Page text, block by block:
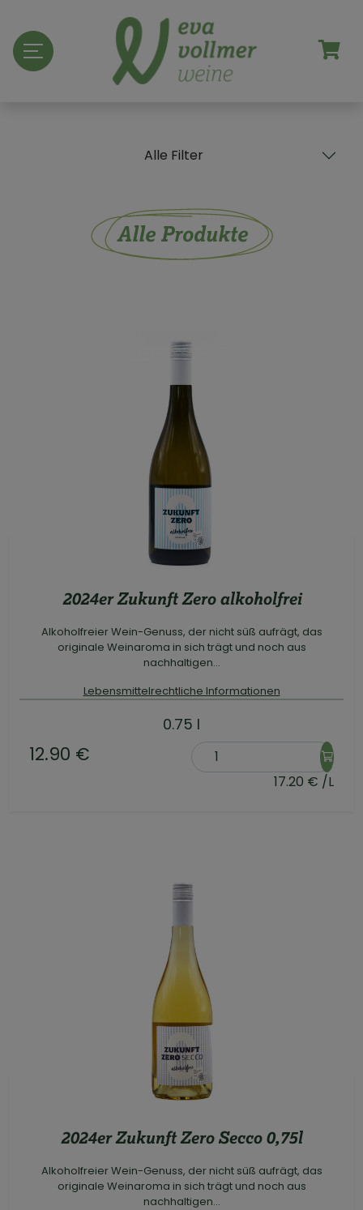
Alle Filter
Alle Produkte
2024er Zukunft Zero alkoholfrei
Alkoholfreier Wein-Genuss, der nicht süß aufrägt, das
originale Weinaroma in sich trägt und noch aus
nachhaltigen...
Lebensmittelrechtliche Informationen
0.75 l
12.90 €
17.20 € /L
2024er Zukunft Zero Secco 0,75l
Alkoholfreier Wein-Genuss, der nicht süß aufrägt, das
originale Weinaroma in sich trägt und noch aus
nachhaltigen...